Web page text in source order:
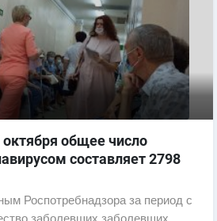
общее число
составляет 2798
Роспотребнадзора за период с
заболевших заболевших